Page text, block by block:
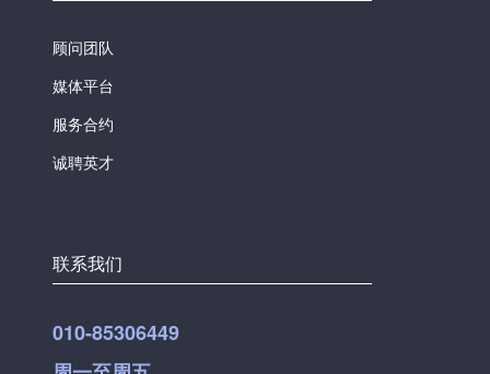
顾问团队
媒体平台
服务合约
诚聘英才
联系我们
010-85306449